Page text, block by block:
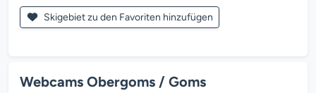
Skigebiet zu den Favoriten hinzufügen
Webcams Obergoms / Goms